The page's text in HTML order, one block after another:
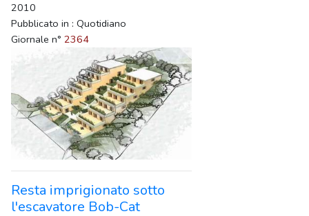
2010
Pubblicato in : Quotidiano
Giornale n° 2364
Resta imprigionato sotto
l'escavatore Bob-Cat